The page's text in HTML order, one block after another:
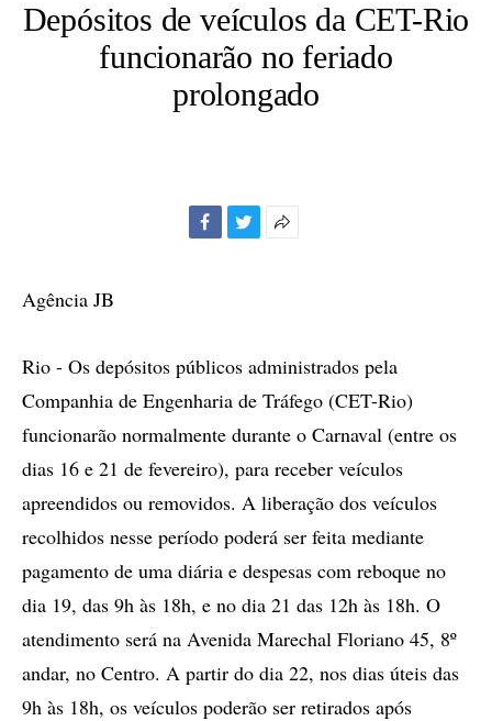
Depósitos de veículos da CET-Rio
funcionarão no feriado
prolongado
Agência JB
Rio - Os depósitos públicos administrados pela
Companhia de Engenharia de Tráfego (CET-Rio)
funcionarão normalmente durante o Carnaval (entre os
dias 16 e 21 de fevereiro), para receber veículos
apreendidos ou removidos. A liberação dos veículos
recolhidos nesse período poderá ser feita mediante
pagamento de uma diária e despesas com reboque no
dia 19, das 9h às 18h, e no dia 21 das 12h às 18h. O
atendimento será na Avenida Marechal Floriano 45, 8º
andar, no Centro. A partir do dia 22, nos dias úteis das
9h às 18h, os veículos poderão ser retirados após